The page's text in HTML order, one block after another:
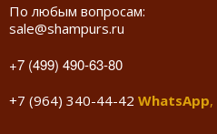
По любым вопросам:
sale@shampurs.ru
+7 (499) 490-63-80
+7 (964) 340-44-42 WhatsApp,